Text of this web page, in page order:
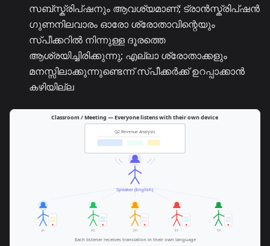
സബ്സ്ക്രിപ്ഷനും ആവശ്യമാണ്; ട്രാൻസ്ക്രിപ്ഷൻ
ഗുണനിലവാരം ഓരോ ശ്രോതാവിന്റെയും
സ്പീക്കറിൽ നിന്നുള്ള ദൂരത്തെ
ആശ്രയിച്ചിരിക്കുന്നു; എല്ലാ ശ്രോതാക്കളും
മനസ്സിലാക്കുന്നുണ്ടെന്ന് സ്പീക്കർക്ക് ഉറപ്പാക്കാൻ
കഴിയില്ല